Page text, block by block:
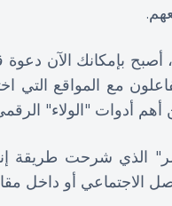
بإمكانك الآن دعوة
مع المواقع
أدوات "الولاء"
الذي شرحت طريقة
الاجتماعي أو داخل